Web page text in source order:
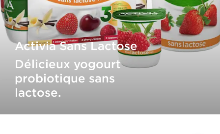
Activia Sans Lactose
Délicieux yogourt
probiotique sans
lactose.